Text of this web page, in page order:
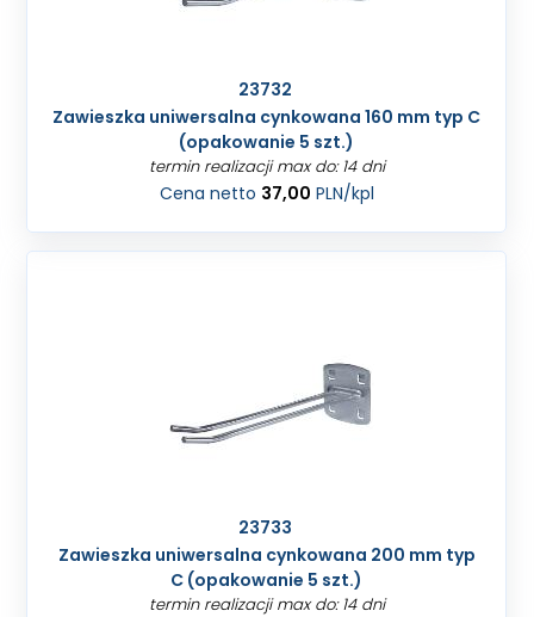
23732
Zawieszka uniwersalna cynkowana 160 mm typ C
(opakowanie 5 szt.)
termin realizacji max do: 14 dni
Cena netto 37,00 PLN/kpl
23733
Zawieszka uniwersalna cynkowana 200 mm typ
C (opakowanie 5 szt.)
termin realizacji max do: 14 dni